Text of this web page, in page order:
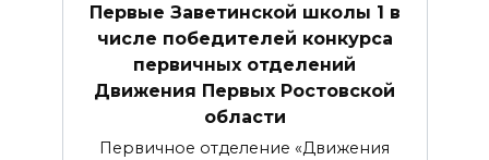
Первые Заветинской школы 1 в
числе победителей конкурса
первичных отделений
Движения Первых Ростовской
области
Первичное отделение «Движения